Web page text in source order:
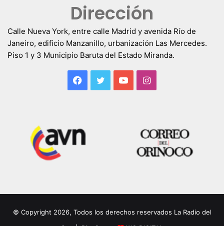
Dirección
Calle Nueva York, entre calle Madrid y avenida Río de
Janeiro, edificio Manzanillo, urbanización Las Mercedes.
Piso 1 y 3 Municipio Baruta del Estado Miranda.
Facebook
TwitterYouTubeInstagram
© Copyright 2026, Todos los derechos reservados La Radio del